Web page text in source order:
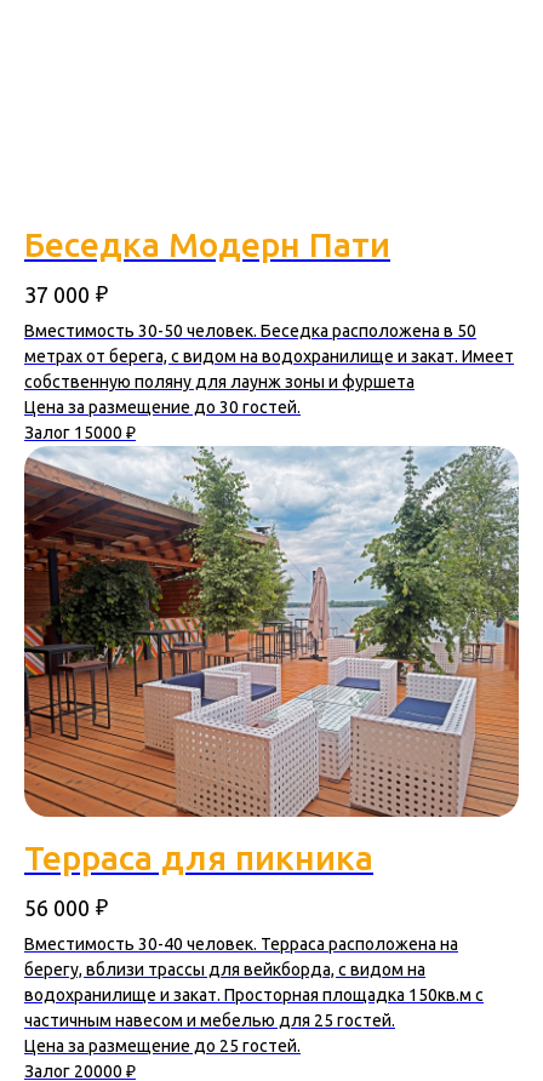
Беседка Модерн Пати
37 000 ₽
Вместимость 30-50 человек. Беседка расположена в 50
метрах от берега, с видом на водохранилище и закат. Имеет
собственную поляну для лаунж зоны и фуршета
Цена за размещение до 30 гостей.
Залог 15000 ₽
Терраса для пикника
56 000 ₽
Вместимость 30-40 человек. Терраса расположена на
берегу, вблизи трассы для вейкборда, с видом на
водохранилище и закат. Просторная площадка 150кв.м с
частичным навесом и мебелью для 25 гостей.
Цена за размещение до 25 гостей.
Залог 20000 ₽